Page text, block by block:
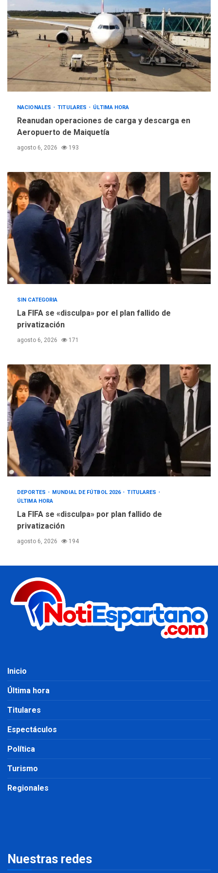
NACIONALES TITULARES ÚLTIMA HORA
Reanudan operaciones de carga y descarga en
Aeropuerto de Maiquetía
agosto 6, 2026 193
SIN CATEGORIA
La FIFA se «disculpa» por el plan fallido de
privatización
agosto 6, 2026 171
DEPORTES MUNDIAL DE FÚTBOL 2026
TITULARES
ÚLTIMA HORA
La FIFA se «disculpa» por plan fallido de
privatización
agosto 6, 2026 194
Inicio
Última hora
Titulares
Espectáculos
Política
Turismo
Regionales
Nuestras redes